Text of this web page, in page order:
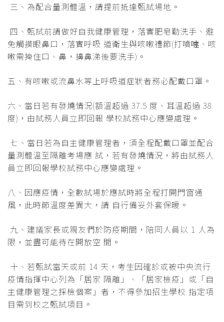
三、為配合量測體溫，請提前抵達甄試場地。
四、甄試前請做好自我健康管理，落實肥皂勤洗手、避
免觸摸眼鼻口，落實呼吸 道衛生與咳嗽禮節(打噴嚏、咳
嗽需掩住口、鼻，擤鼻涕後要洗手)。
五、有咳嗽或流鼻水等上呼吸道症狀者務必配戴口罩。
六、當日若有發燒情況(額溫超過 37.5 度、耳溫超過 38
度)，由試務人員立即回報 學校試務中心應變處理。
七、當日若為自主健康管理者，須全程配戴口罩並配合
量測體溫至隔離考場應 試，若有發燒情況，將由試務人
員立即回報學校試務中心應變處理。
八、因應疫情，全數試場於應試時將全程打開門窗通
風，此時節溫度差異大，請 自行備妥外套保暖。
九、建議家長或親友們於防疫期間，陪同人員以 1 人為
限，並盡可能待在開放空 間。
十、若甄試當天或前 14 天，考生因確診或被中央流行
疫情指揮中心列為「居家 隔離」、「居家檢疫」或「自
主健康管理之採檢個案」者，不得參加招生學校 指定項
目需到校之甄試項目。